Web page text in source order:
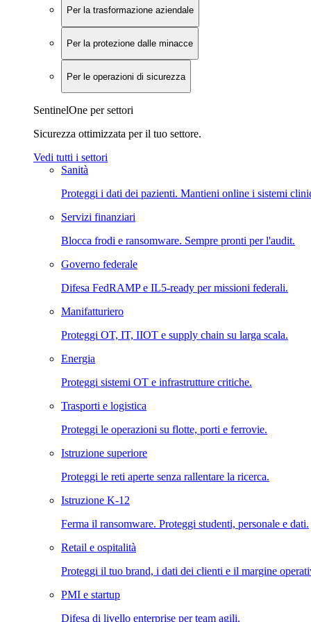
Per la trasformazione aziendale
Per la protezione dalle minacce
Per le operazioni di sicurezza
SentinelOne per settori
Sicurezza ottimizzata per il tuo settore.
Vedi tutti i settori
Sanità
Proteggi i dati dei pazienti. Mantieni online i sistemi
Servizi finanziari
Blocca frodi e ransomware. Sempre pronti per l'audit.
Governo federale
Difesa FedRAMP e IL5-ready per missioni federali.
Manifatturiero
Proteggi OT, IT, IIOT e supply chain su larga scala.
Energia
Proteggi sistemi OT e infrastrutture critiche.
Trasporti e logistica
Proteggi le operazioni su flotte, porti e ferrovie.
Istruzione superiore
Proteggi le reti aperte senza rallentare la ricerca.
Istruzione K-12
Ferma il ransomware. Proteggi studenti, personale e dati.
Retail e ospitalità
Proteggi il tuo brand, i dati dei clienti e il margine
PMI e startup
Difesa di livello enterprise per team agili.